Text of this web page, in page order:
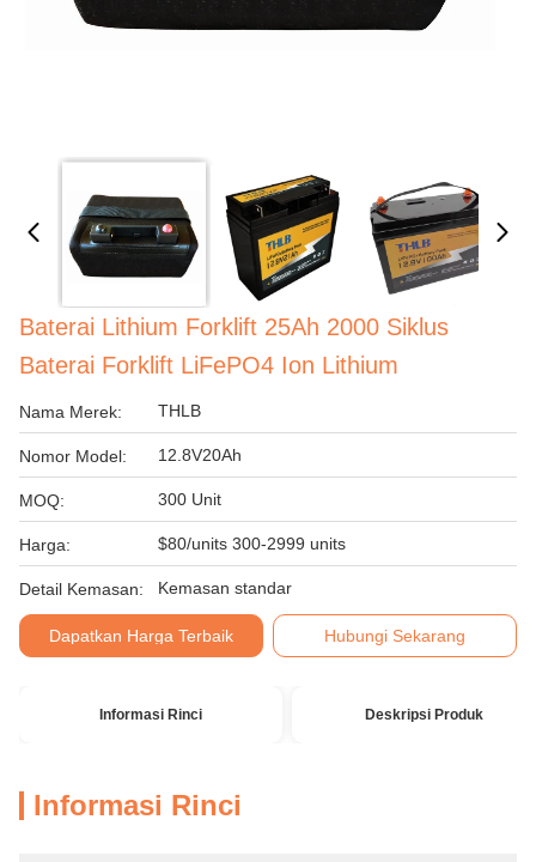
Baterai Lithium Forklift 25Ah 2000 Siklus
Baterai Forklift LiFePO4 Ion Lithium
Nama Merek: THLB
Nomor Model: 12.8V20Ah
MOQ: 300 Unit
Harga: $80/units 300-2999 units
Detail Kemasan: Kemasan standar
Dapatkan Harga Terbaik Hubungi Sekarang
Informasi Rinci Deskripsi Produk
Informasi Rinci